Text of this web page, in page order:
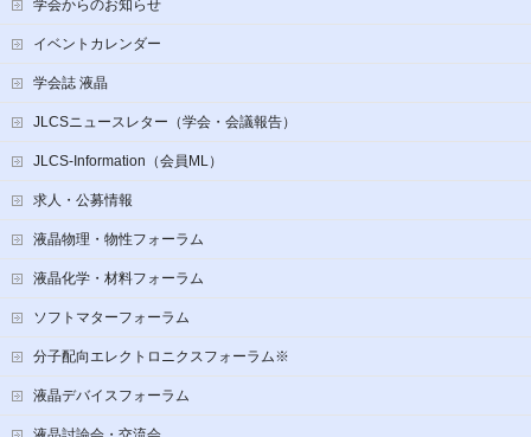
学会からのお知らせ
イベントカレンダー
学会誌 液晶
JLCSニュースレター（学会・会議報告）
JLCS-Information（会員ML）
求人・公募情報
液晶物理・物性フォーラム
液晶化学・材料フォーラム
ソフトマターフォーラム
分子配向エレクトロニクスフォーラム※
液晶デバイスフォーラム